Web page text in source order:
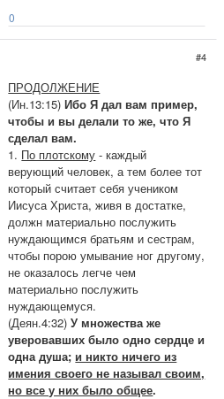
0
4
ПРОДОЛЖЕНИЕ
(Ин.13:15)Ибо Я дал вам пример,
чтобы и вы делали то же, что Я
сделал вам.
1. По плотскому - каждый
верующий человек, а тем более тот
который считает себя учеником
Иисуса Христа, живя в достатке,
должн материально послужить
нуждающимся братьям и сестрам,
чтобы порою умывание ног другому,
не оказалось легче чем
материально послужить
нуждающемуся.
(Деян.4:32)У множества же
уверовавших было одно сердце и
одна душа; и никто ничего из
имения своего не называл своим,
но все у них было общее.